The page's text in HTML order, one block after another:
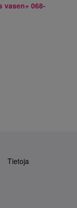
vasen+ 068-
Tietoja